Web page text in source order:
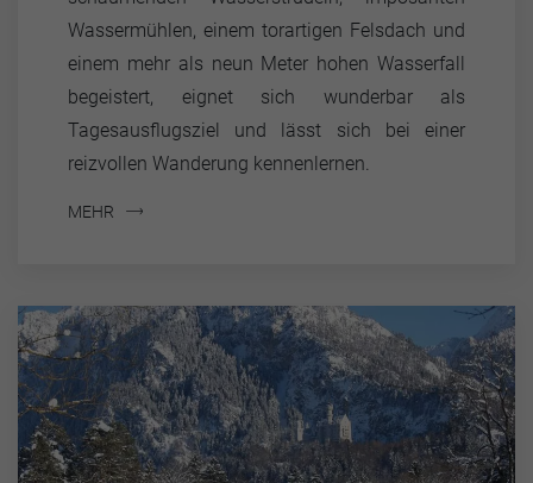
Wassermühlen, einem torartigen Felsdach und
einem mehr als neun Meter hohen Wasserfall
begeistert, eignet sich wunderbar als
Tagesausflugsziel und lässt sich bei einer
reizvollen Wanderung kennenlernen.
MEHR